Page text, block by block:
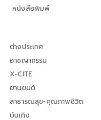
หนังสือพิมพ์
ต่างประเทศ
อาชญากรรม
X-CITE
ยานยนต์
สาธารณสุข-คุณภาพชีวิต
บันเทิง